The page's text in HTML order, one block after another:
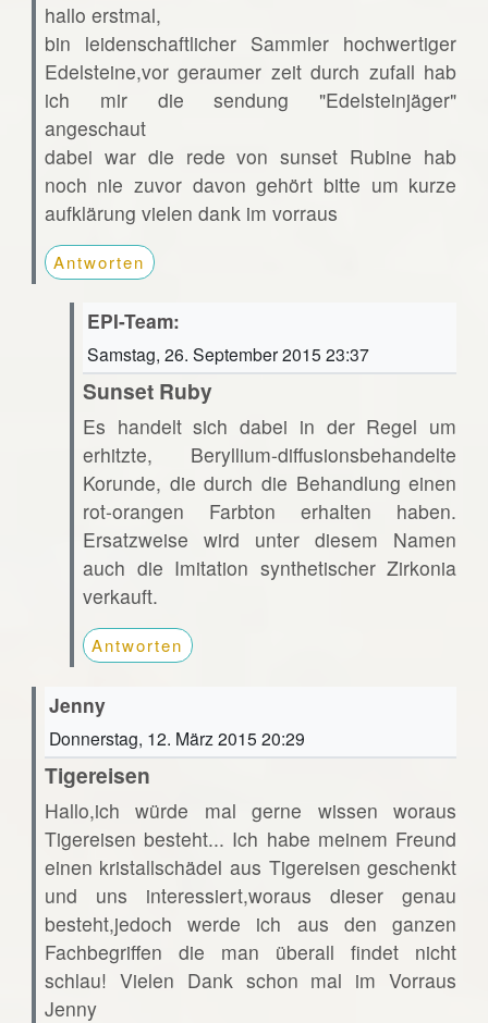
hallo erstmal,
bin leidenschaftlicher Sammler hochwertiger
Edelsteine,vor geraumer zeit durch zufall hab
ich mir die sendung "Edelsteinjäger"
angeschaut
dabei war die rede von sunset Rubine hab
noch nie zuvor davon gehört bitte um kurze
aufklärung vielen dank im vorraus
Antworten
EPI-Team:
Samstag, 26. September 2015 23:37
Sunset Ruby
Es handelt sich dabei in der Regel um
erhitzte, Beryllium-diffusionsbehandelte
Korunde, die durch die Behandlung einen
rot-orangen Farbton erhalten haben.
Ersatzweise wird unter diesem Namen
auch die Imitation synthetischer Zirkonia
verkauft.
Antworten
Jenny
Donnerstag, 12. März 2015 20:29
Tigereisen
Hallo,ich würde mal gerne wissen woraus
Tigereisen besteht... Ich habe meinem Freund
einen kristallschädel aus Tigereisen geschenkt
und uns interessiert,woraus dieser genau
besteht,jedoch werde ich aus den ganzen
Fachbegriffen die man überall findet nicht
schlau! Vielen Dank schon mal im Vorraus
Jenny